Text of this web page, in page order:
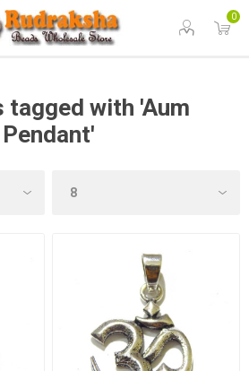
0
tagged with 'Aum
Pendant'